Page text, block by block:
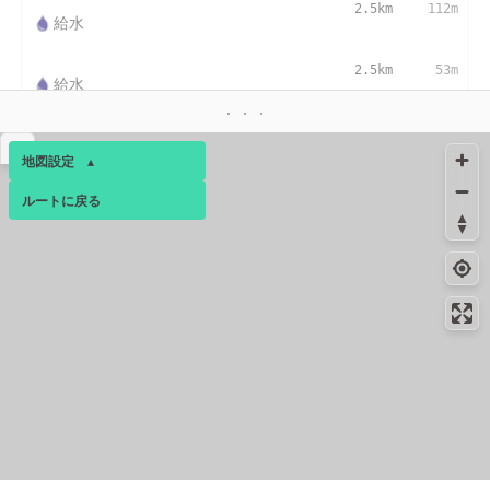
給水
2.5km 112m
給水
2.5km 53m
給水
2.5km 187m
絶景スポット
小山田のイチョウ並木
2698m
2380m
地図設定 ▴
ベース ▴
ルートに戻る